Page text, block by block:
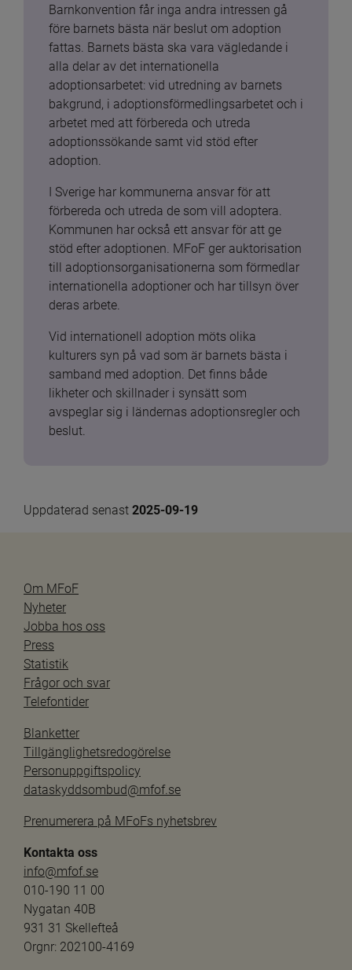
Barnkonvention får inga andra intressen gå
före barnets bästa när beslut om adoption
fattas. Barnets bästa ska vara vägledande i
alla delar av det internationella
adoptionsarbetet: vid utredning av barnets
bakgrund, i adoptionsförmedlingsarbetet och i
arbetet med att förbereda och utreda
adoptionssökande samt vid stöd efter
adoption.
I Sverige har kommunerna ansvar för att
förbereda och utreda de som vill adoptera.
Kommunen har också ett ansvar för att ge
stöd efter adoptionen. MFoF ger auktorisation
till adoptionsorganisationerna som förmedlar
internationella adoptioner och har tillsyn över
deras arbete.
Vid internationell adoption möts olika
kulturers syn på vad som är barnets bästa i
samband med adoption. Det finns både
likheter och skillnader i synsätt som
avspeglar sig i ländernas adoptionsregler och
beslut.
Uppdaterad senast 2025-09-19
Om MFoF
Nyheter
Jobba hos oss
Press
Statistik
Frågor och svar
Telefontider
Blanketter
Tillgänglighetsredogörelse
Personuppgiftspolicy
dataskyddsombud@mfof.se
Prenumerera på MFoFs nyhetsbrev
Kontakta oss
info@mfof.se
010-190 11 00
Nygatan 40B
931 31 Skellefteå
Orgnr: 202100-4169